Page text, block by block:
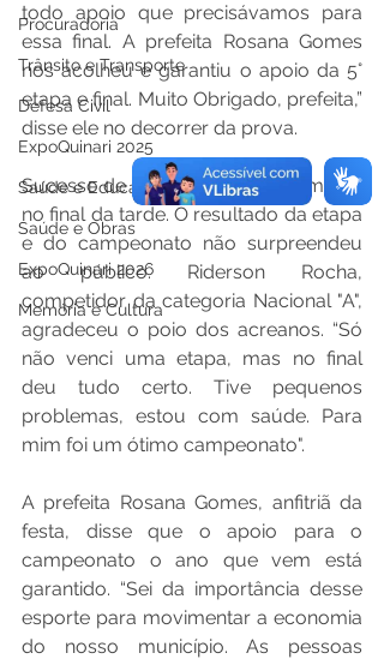
Procuradoria
Trânsito e Transporte
Defesa Civil
ExpoQuinari 2025
Saúde e Educação
Saúde e Obras
ExpoQuinari 2026
Memória e Cultura
todo apoio que precisávamos para
essa final. A prefeita Rosana Gomes
nos acolheu e garantiu o apoio da 5°
etapa e final. Muito Obrigado, prefeita,”
disse ele no decorrer da prova.
Sucesso de público, a prova terminou
no final da tarde. O resultado da etapa
e do campeonato não surpreendeu
ao público. Riderson Rocha,
competidor da categoria Nacional "A",
agradeceu o poio dos acreanos. “Só
não venci uma etapa, mas no final
deu tudo certo. Tive pequenos
problemas, estou com saúde. Para
mim foi um ótimo campeonato".
A prefeita Rosana Gomes, anfitriã da
festa, disse que o apoio para o
campeonato o ano que vem está
garantido. “Sei da importância desse
esporte para movimentar a economia
do nosso município. As pessoas